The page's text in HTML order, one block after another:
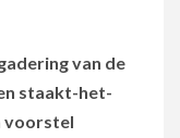
van de
staakt-het-
voorstel